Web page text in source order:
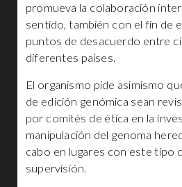
promueva la colaboración
sentido, también con el fin de
puntos de desacuerdo entre
diferentes países.
El organismo pide asimismo
de edición genómica sean
por comités de ética en la
manipulación del genoma
cabo en lugares con este tipo
supervisión.